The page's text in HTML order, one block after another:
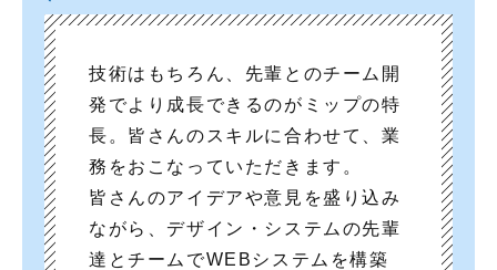
技術はもちろん、先輩とのチーム開
発でより成長できるのがミップの特
長。皆さんのスキルに合わせて、業
務をおこなっていただきます。
皆さんのアイデアや意見を盛り込み
ながら、デザイン・システムの先輩
達とチームでWEBシステムを構築